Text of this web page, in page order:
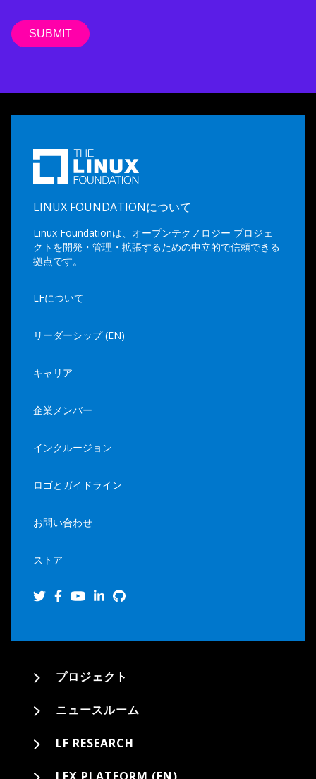
LINUX FOUNDATIONについて
Linux Foundationは、オープンテクノロジー プロジェ
クトを開発・管理・拡張するための中立的で信頼できる
拠点です。
LFについて
リーダーシップ (EN)
キャリア
企業メンバー
インクルージョン
ロゴとガイドライン
お問い合わせ
ストア
プロジェクト
ニュースルーム
LF RESEARCH